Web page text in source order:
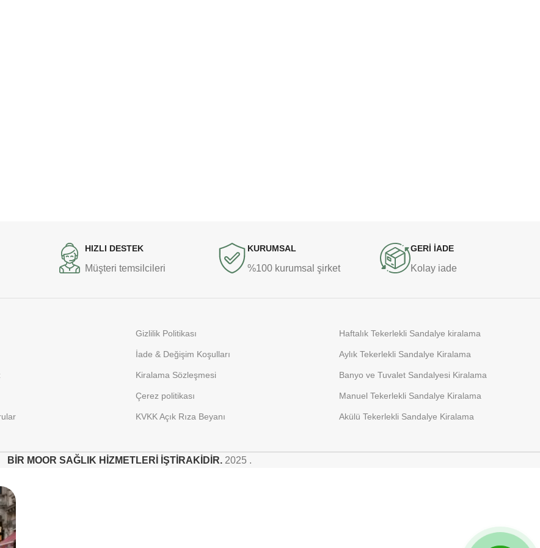
HIZLI DESTEK
Müşteri temsilcileri
KURUMSAL
%100 kurumsal şirket
GERİ İADE
Kolay iade
Gizlilik Politikası
İade & Değişim Koşulları
Kiralama Sözleşmesi
Çerez politikası
KVKK Açık Rıza Beyanı
Haftalık Tekerlekli Sandalye kiralama
Aylık Tekerlekli Sandalye Kiralama
Banyo ve Tuvalet Sandalyesi Kiralama
Manuel Tekerlekli Sandalye Kiralama
Akülü Tekerlekli Sandalye Kiralama
BİR MOOR SAĞLIK HİZMETLERİ İŞTİRAKİDİR. 2025 .